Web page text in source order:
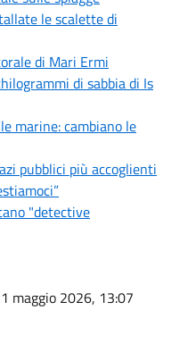
le scalette di
di Mari Ermi
di sabbia di Is
marine: cambiano le
pubblici più accoglienti
"detective
maggio 2026, 13:07